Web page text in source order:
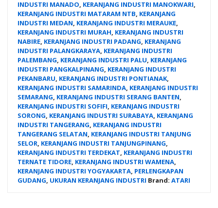
INDUSTRI MANADO, KERANJANG INDUSTRI MANOKWARI,
KERANJANG INDUSTRI MATARAM NTB, KERANJANG
INDUSTRI MEDAN, KERANJANG INDUSTRI MERAUKE,
KERANJANG INDUSTRI MURAH, KERANJANG INDUSTRI
NABIRE, KERANJANG INDUSTRI PADANG, KERANJANG
INDUSTRI PALANGKARAYA, KERANJANG INDUSTRI
PALEMBANG, KERANJANG INDUSTRI PALU, KERANJANG
INDUSTRI PANGKALPINANG, KERANJANG INDUSTRI
PEKANBARU, KERANJANG INDUSTRI PONTIANAK,
KERANJANG INDUSTRI SAMARINDA, KERANJANG INDUSTRI
SEMARANG, KERANJANG INDUSTRI SERANG BANTEN,
KERANJANG INDUSTRI SOFIFI, KERANJANG INDUSTRI
SORONG, KERANJANG INDUSTRI SURABAYA, KERANJANG
INDUSTRI TANGERANG, KERANJANG INDUSTRI
TANGERANG SELATAN, KERANJANG INDUSTRI TANJUNG
SELOR, KERANJANG INDUSTRI TANJUNGPINANG,
KERANJANG INDUSTRI TERDEKAT, KERANJANG INDUSTRI
TERNATE TIDORE, KERANJANG INDUSTRI WAMENA,
KERANJANG INDUSTRI YOGYAKARTA, PERLENGKAPAN
GUDANG, UKURAN KERANJANG INDUSTRI Brand: ATARI